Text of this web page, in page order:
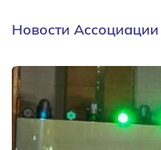
Новости Ассоциации